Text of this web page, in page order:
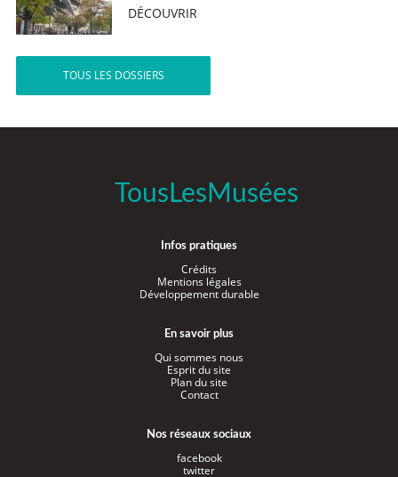
DÉCOUVRIR
TOUS LES DOSSIERS
TousLesMusées
Infos pratiques
Crédits
Mentions légales
Développement durable
En savoir plus
Qui sommes nous
Esprit du site
Plan du site
Contact
Nos réseaux sociaux
facebook
twitter